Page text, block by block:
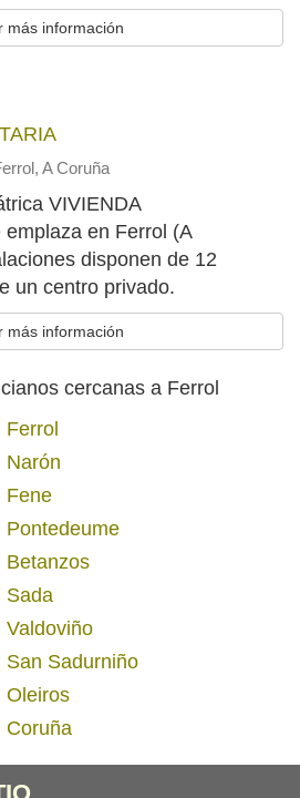
más información
A Coruña
VIVIENDA
emplaza en Ferrol (A
disponen de 12
un centro privado.
más información
cercanas a Ferrol
Narón
Fene
Pontedeume
Betanzos
Sada
Valdoviño
San Sadurniño
Oleiros
Coruña